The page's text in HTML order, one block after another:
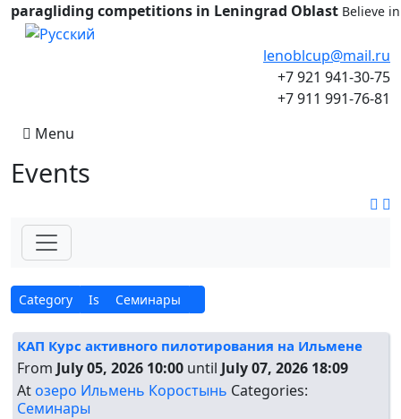
paragliding competitions in Leningrad Oblast Believe
Select your language
lenoblcup@mail.ru
+7 921 941-30-75
+7 911 991-76-81
Menu
Events
Category Is Семинары
КАП Курс активного пилотирования на Ильмене
From July 05, 2026 10:00 until July 07, 2026 18:09
At озеро Ильмень Коростынь Categories:
Семинары